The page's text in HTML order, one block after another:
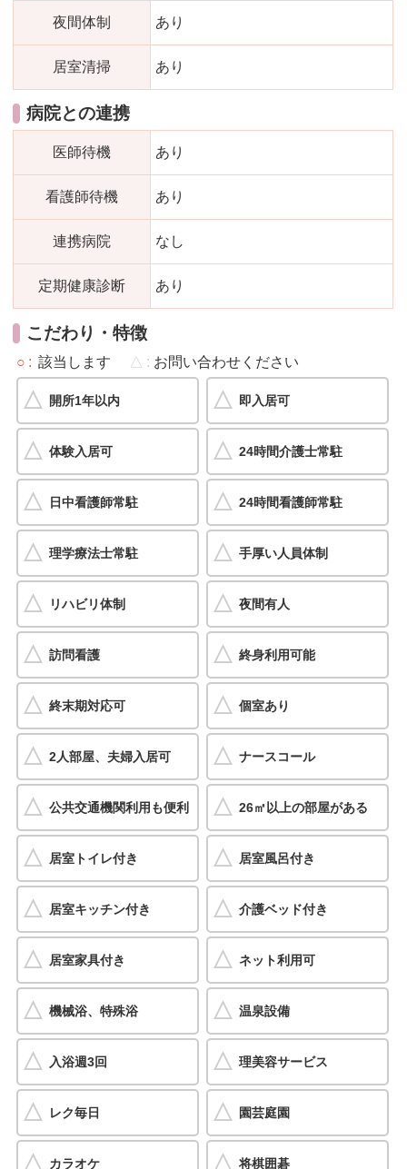
夜間体制 あり
居室清掃 あり
病院との連携
医師待機 あり
看護師待機 あり
連携病院 なし
定期健康診断 あり
こだわり・特徴
○ 該当します △ お問い合わせください
開所1年以内 即入居可
体験入居可 24時間介護士常駐
日中看護師常駐 24時間看護師常駐
理学療法士常駐 手厚い人員体制
リハビリ体制 夜間有人
訪問看護 終身利用可能
終末期対応可 個室あり
2人部屋、夫婦入居可 ナースコール
公共交通機関利用も便利 26㎡以上の部屋がある
居室トイレ付き 居室風呂付き
居室キッチン付き 介護ベッド付き
居室家具付き ネット利用可
機械浴、特殊浴 温泉設備
入浴週3回 理美容サービス
レク毎日 園芸庭園
カラオケ 将棋囲碁